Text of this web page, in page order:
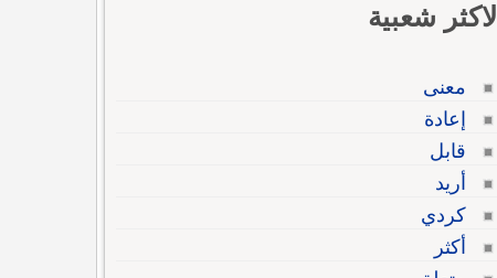
الاكثر شعبية
معنى
إعادة
قابل
أريد
كردي
أكثر